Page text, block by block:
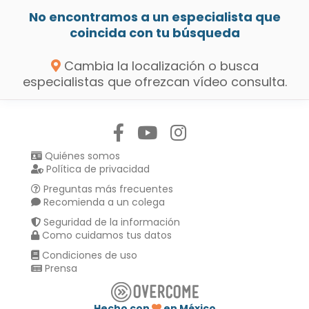
No encontramos a un especialista que
coincida con tu búsqueda
Cambia la localización o busca
especialistas que ofrezcan vídeo consulta.
Quiénes somos
Política de privacidad
Preguntas más frecuentes
Recomienda a un colega
Seguridad de la información
Como cuidamos tus datos
Condiciones de uso
Prensa